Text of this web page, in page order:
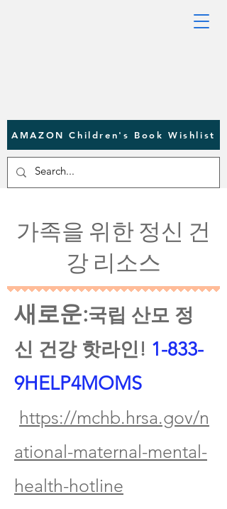
AMAZON Children's Book Wishlist
가족을 위한 정신 건
강 리소스
새로운:국립 산모 정
신 건강 핫라인! 1-833-
9HELP4MOMS
https://mchb.hrsa.gov/n
ational-maternal-mental-
health-hotline